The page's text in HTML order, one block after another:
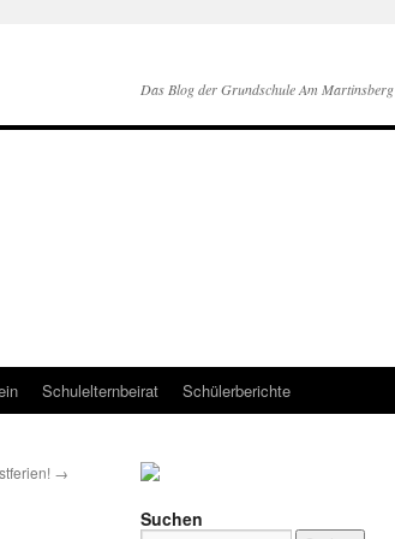
Das Blog der Grundschule Am Martinsberg
Schulelternbeirat Schülerberichte
→
Suchen